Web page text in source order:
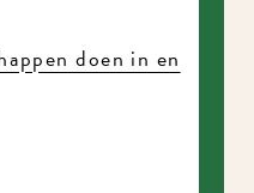
doen in en